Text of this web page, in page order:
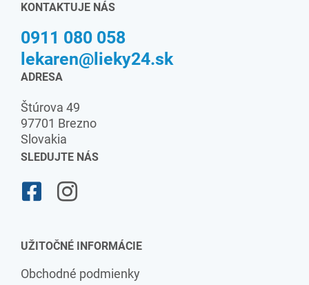
KONTAKTUJE NÁS
0911 080 058
lekaren@lieky24.sk
ADRESA
Štúrova 49
97701 Brezno
Slovakia
SLEDUJTE NÁS
UŽITOČNÉ INFORMÁCIE
Obchodné podmienky